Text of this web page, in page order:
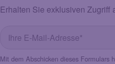
Erhalten Sie exklusiven Zugriff
Mit dem Abschicken dieses Formulars